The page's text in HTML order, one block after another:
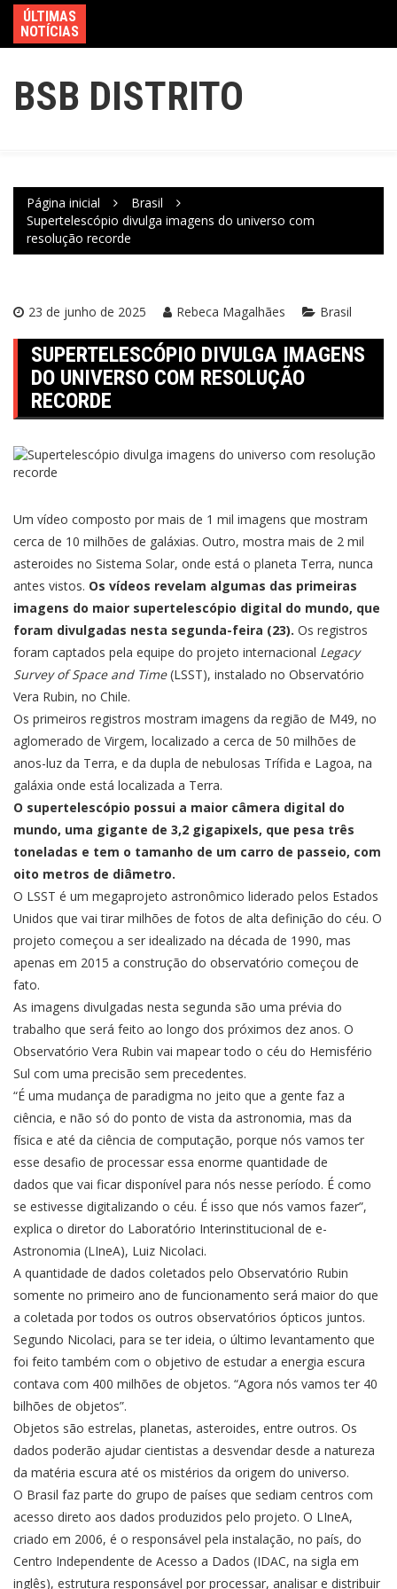
ÚLTIMAS
NOTÍCIAS
BSB DISTRITO
Página inicial
Brasil
Supertelescópio divulga imagens do universo com
resolução recorde
23 de junho de 2025 Rebeca Magalhães Brasil
SUPERTELESCÓPIO DIVULGA IMAGENS
DO UNIVERSO COM RESOLUÇÃO
RECORDE
Um vídeo composto por mais de 1 mil imagens que mostram
cerca de 10 milhões de galáxias. Outro, mostra mais de 2 mil
asteroides no Sistema Solar, onde está o planeta Terra, nunca
antes vistos. Os vídeos revelam algumas das primeiras
imagens do maior supertelescópio digital do mundo, que
foram divulgadas nesta segunda-feira (23). Os registros
foram captados pela equipe do projeto internacional Legacy
Survey of Space and Time(LSST), instalado no Observatório
Vera Rubin, no Chile.
Os primeiros registros mostram imagens da região de M49, no
aglomerado de Virgem, localizado a cerca de 50 milhões de
anos-luz da Terra, e da dupla de nebulosas Trífida e Lagoa, na
galáxia onde está localizada a Terra.
O supertelescópio possui a maior câmera digital do
mundo, uma gigante de 3,2 gigapixels, que pesa três
toneladas e tem o tamanho de um carro de passeio, com
oito metros de diâmetro.
O LSST é um megaprojeto astronômico liderado pelos Estados
Unidos que vai tirar milhões de fotos de alta definição do céu. O
projeto começou a ser idealizado na década de 1990, mas
apenas em 2015 a construção do observatório começou de
fato.
As imagens divulgadas nesta segunda são uma prévia do
trabalho que será feito ao longo dos próximos dez anos. O
Observatório Vera Rubin vai mapear todo o céu do Hemisfério
Sul com uma precisão sem precedentes.
“É uma mudança de paradigma no jeito que a gente faz a
ciência, e não só do ponto de vista da astronomia, mas da
física e até da ciência de computação, porque nós vamos ter
esse desafio de processar essa enorme quantidade de
dados que vai ficar disponível para nós nesse período. É como
se estivesse digitalizando o céu. É isso que nós vamos fazer”,
explica o diretor do Laboratório Interinstitucional de e-
Astronomia (LIneA), Luiz Nicolaci.
A quantidade de dados coletados pelo Observatório Rubin
somente no primeiro ano de funcionamento será maior do que
a coletada por todos os outros observatórios ópticos juntos.
Segundo Nicolaci, para se ter ideia, o último levantamento que
foi feito também com o objetivo de estudar a energia escura
contava com 400 milhões de objetos. “Agora nós vamos ter 40
bilhões de objetos”.
Objetos são estrelas, planetas, asteroides, entre outros. Os
dados poderão ajudar cientistas a desvendar desde a natureza
da matéria escura até os mistérios da origem do universo.
O Brasil faz parte do grupo de países que sediam centros com
acesso direto aos dados produzidos pelo projeto. O LIneA,
criado em 2006, é o responsável pela instalação, no país, do
Centro Independente de Acesso a Dados (IDAC, na sigla em
inglês), estrutura responsável por processar, analisar e distribuir